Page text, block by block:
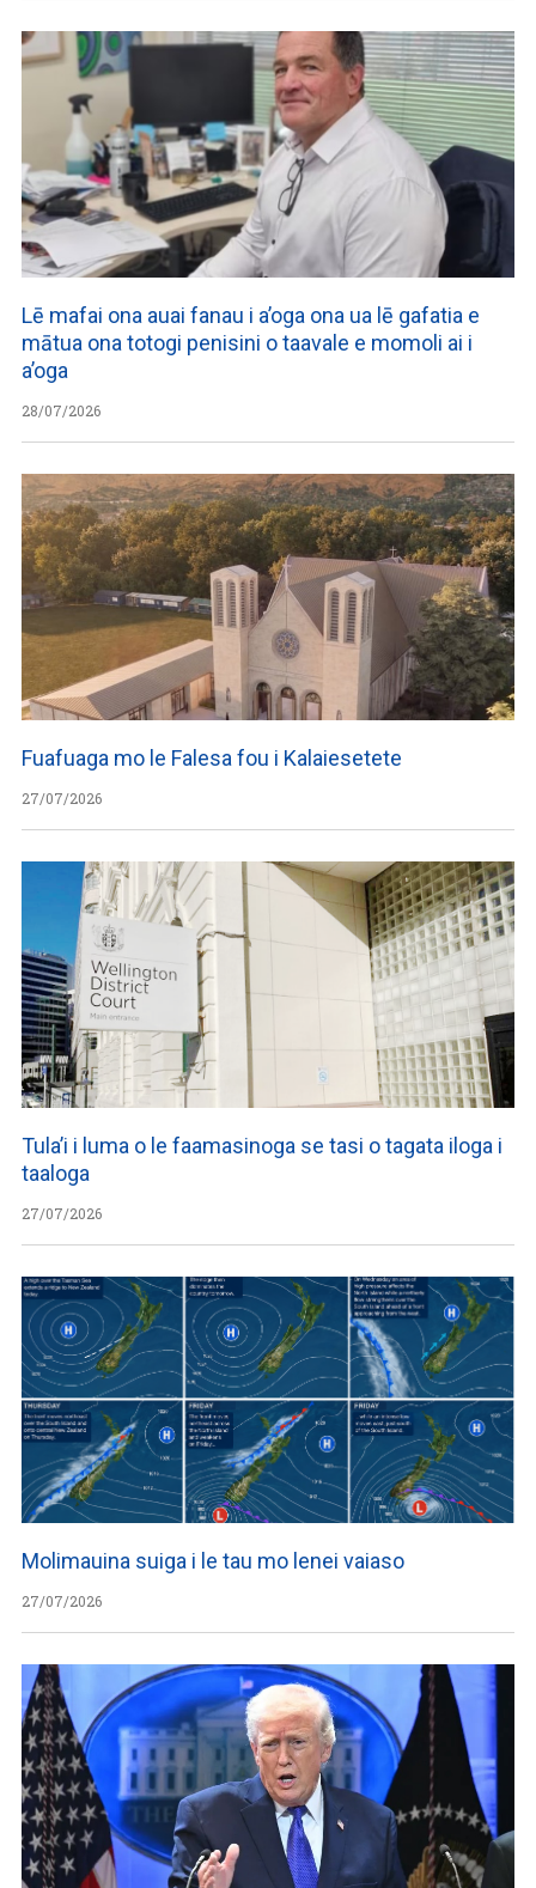
Lē mafai ona auai fanau i a’oga ona ua lē gafatia e
mātua ona totogi penisini o taavale e momoli ai i
a’oga
28/07/2026
Fuafuaga mo le Falesa fou i Kalaiesetete
27/07/2026
Tula’i i luma o le faamasinoga se tasi o tagata iloga i
taaloga
27/07/2026
Molimauina suiga i le tau mo lenei vaiaso
27/07/2026